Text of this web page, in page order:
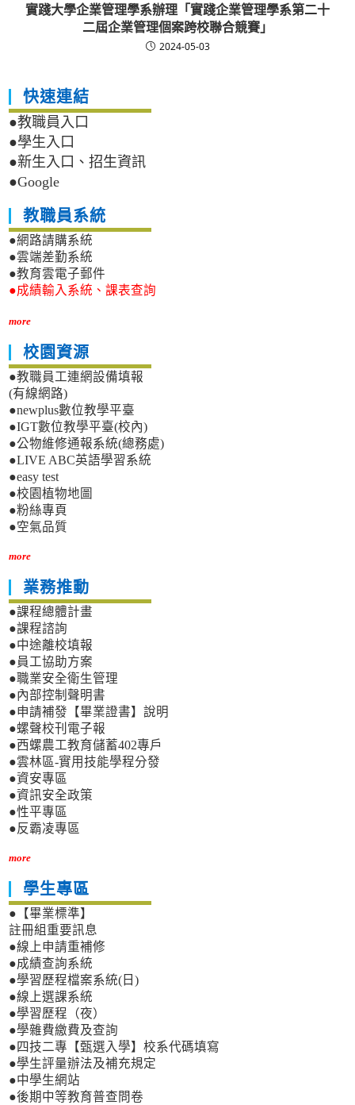
實踐大學企業管理學系辦理「實踐企業管理學系第二十
二屆企業管理個案跨校聯合競賽」
2024-05-03
快速連結
●教職員入口
●學生入口
●新生入口、招生資訊
●Google
教職員系統
●網路請購系統
●雲端差勤系統
●教育雲電子郵件
●成績輸入系統、課表查詢
more
校園資源
●教職員工連網設備填報
(有線網路)
●newplus數位教學平臺
●IGT數位教學平臺(校內)
●公物維修通報系統(總務處)
●LIVE ABC英語學習系統
●easy test
●校園植物地圖
●粉絲專頁
●空氣品質
more
業務推動
●課程總體計畫
●課程諮詢
●中途離校填報
●員工協助方案
●職業安全衛生管理
●內部控制聲明書
●申請補發【畢業證書】說明
●螺聲校刊電子報
●西螺農工教育儲蓄402專戶
●雲林區-實用技能學程分發
●資安專區
●資訊安全政策
●性平專區
●反霸凌專區
more
學生專區
●【畢業標準】
註冊組重要訊息
●線上申請重補修
●成績查詢系統
●學習歷程檔案系統(日)
●線上選課系統
●學習歷程（夜）
●學雜費繳費及查詢
●四技二專【甄選入學】校系代碼填寫
●學生評量辦法及補充規定
●中學生網站
●後期中等教育普查問卷